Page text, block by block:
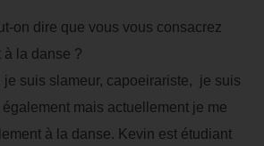
on dire que vous vous consacrez
la danse ?
je suis slameur, capoeirariste, je suis
également mais actuellement je me
à la danse. Kevin est étudiant